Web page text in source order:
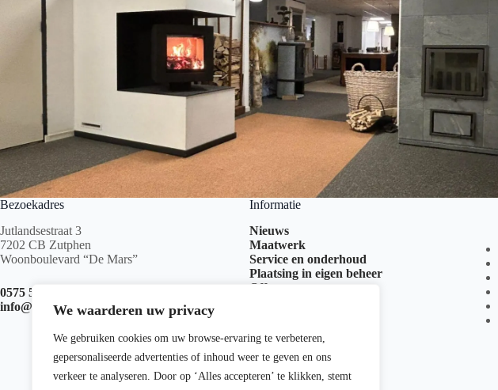
We waarderen uw privacy
We gebruiken cookies om uw browse-ervaring te verbeteren,
gepersonaliseerde advertenties of inhoud weer te geven en ons
verkeer te analyseren. Door op ‘Alles accepteren’ te klikken, stemt
Bezoekadres
Jutlandsestraat 3
7202 CB Zutphen
Woonboulevard “De Mars”
0575 517 999
info@kachelswk.nl
Informatie
Nieuws
Maatwerk
Service en onderhoud
Plaatsing in eigen beheer
Offerte aanvragen